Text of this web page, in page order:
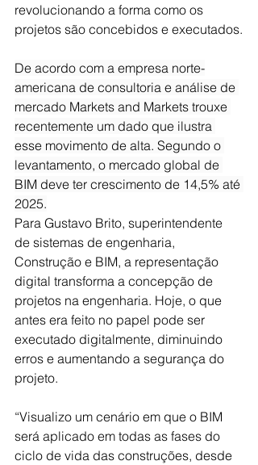
revolucionando a forma como os
projetos são concebidos e executados.
De acordo com a empresa norte-
americana de consultoria e análise de
mercado Markets and Markets trouxe
recentemente um dado que ilustra
esse movimento de alta. Segundo o
levantamento, o mercado global de
BIM deve ter crescimento de 14,5% até
2025.
Para Gustavo Brito, superintendente
de sistemas de engenharia,
Construção e BIM, a representação
digital transforma a concepção de
projetos na engenharia. Hoje, o que
antes era feito no papel pode ser
executado digitalmente, diminuindo
erros e aumentando a segurança do
projeto.
“Visualizo um cenário em que o BIM
será aplicado em todas as fases do
ciclo de vida das construções, desde